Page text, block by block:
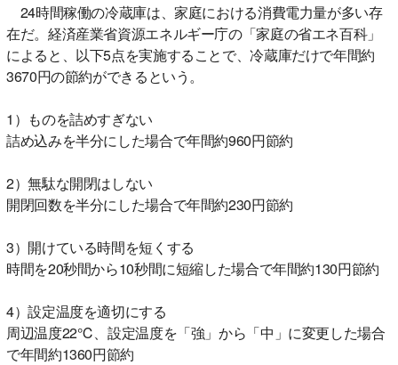
24時間稼働の冷蔵庫は、家庭における消費電力量が多い存
在だ。経済産業省資源エネルギー庁の「家庭の省エネ百科」
によると、以下5点を実施することで、冷蔵庫だけで年間約
3670円の節約ができるという。
1）ものを詰めすぎない
詰め込みを半分にした場合で年間約960円節約
2）無駄な開閉はしない
開閉回数を半分にした場合で年間約230円節約
3）開けている時間を短くする
時間を20秒間から10秒間に短縮した場合で年間約130円節約
4）設定温度を適切にする
周辺温度22℃、設定温度を「強」から「中」に変更した場合
で年間約1360円節約